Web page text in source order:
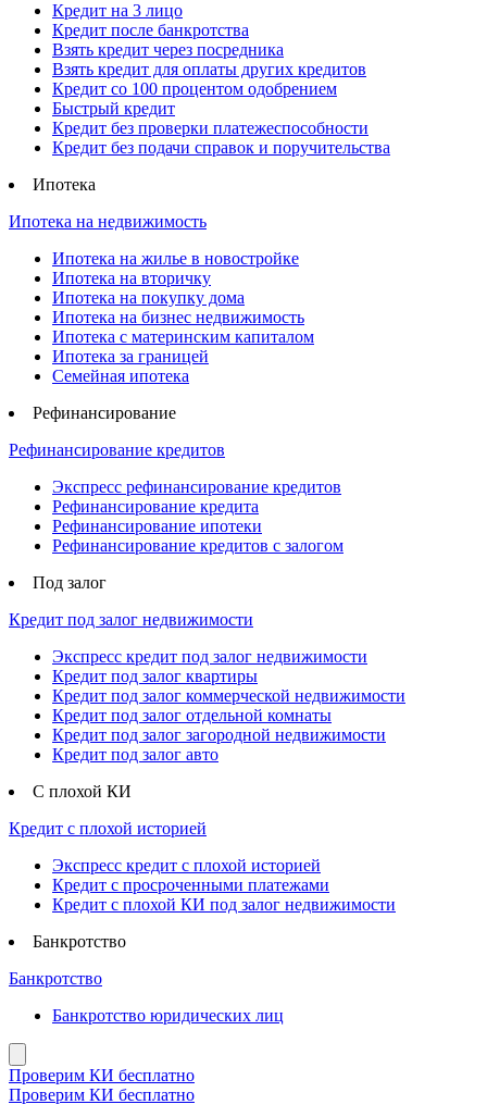
Кредит на 3 лицо
Кредит после банкротства
Взять кредит через посредника
Взять кредит для оплаты других кредитов
Кредит со 100 процентом одобрением
Быстрый кредит
Кредит без проверки платежеспособности
Кредит без подачи справок и поручительства
Ипотека
Ипотека на недвижимость
Ипотека на жилье в новостройке
Ипотека на вторичку
Ипотека на покупку дома
Ипотека на бизнес недвижимость
Ипотека с материнским капиталом
Ипотека за границей
Семейная ипотека
Рефинансирование
Рефинансирование кредитов
Экспресс рефинансирование кредитов
Рефинансирование кредита
Рефинансирование ипотеки
Рефинансирование кредитов с залогом
Под залог
Кредит под залог недвижимости
Экспресс кредит под залог недвижимости
Кредит под залог квартиры
Кредит под залог коммерческой недвижимости
Кредит под залог отдельной комнаты
Кредит под залог загородной недвижимости
Кредит под залог авто
С плохой КИ
Кредит с плохой историей
Экспресс кредит с плохой историей
Кредит с просроченными платежами
Кредит с плохой КИ под залог недвижимости
Банкротство
Банкротство
Банкротство юридических лиц
Проверим КИ бесплатно
Проверим КИ бесплатно